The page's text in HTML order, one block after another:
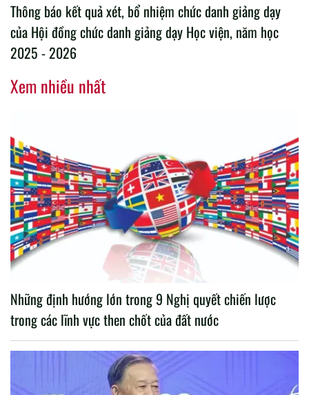
Thông báo kết quả xét, bổ nhiệm chức danh giảng dạy
của Hội đồng chức danh giảng dạy Học viện, năm học
2025 - 2026
Xem nhiều nhất
Những định hướng lớn trong 9 Nghị quyết chiến lược
trong các lĩnh vực then chốt của đất nước